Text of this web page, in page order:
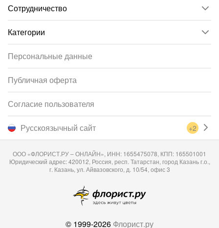
Сотрудничество
Категории
Русскоязычный сайт +2
Персональные данные
Публичная оферта
Согласие пользователя
ООО «ФЛОРИСТ.РУ – ОНЛАЙН», ИНН: 1655475078, КПП: 165501001
Юридический адрес: 420012, Россия, респ. Татарстан, город Казань г.о.,
г. Казань, ул. Айвазовского, д. 10/54, офис 3
© 1999-2026 Флорист.ру